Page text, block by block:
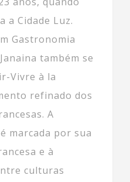
a Cidade Luz.
Gastronomia
também se
Vivre à la
refinado dos
A
marcada por sua
e à
culturas